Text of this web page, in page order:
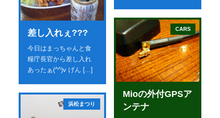
差し入れぇ???
今日はまっちゃんと食
糧庁長官から差し入れ
あったぁ(^^)v げん [...]
浜松まつり
CARS
Mioの外付GPSア
ンテナ